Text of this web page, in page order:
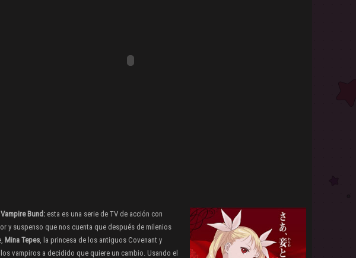
Bund: esta es una serie de TV de acción con
y suspenso que nos cuenta que después de milenios
Mina Tepes , la princesa de los antiguos Covenant y
vampiros a decidido que quiere un cambio. Usando el